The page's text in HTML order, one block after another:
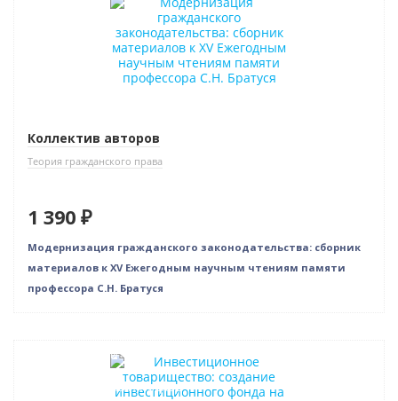
Коллектив авторов
Теория гражданского права
1 390 ₽
Модернизация гражданского законодательства: сборник
материалов к XV Ежегодным научным чтениям памяти
профессора С.Н. Братуся
Нет в наличии
Индивидуальный подход